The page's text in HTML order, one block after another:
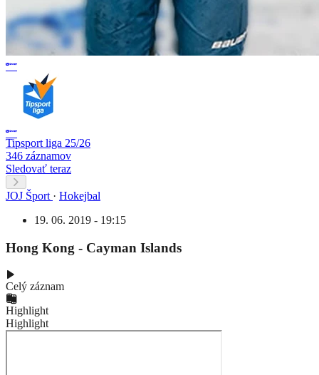
Tipsport liga 25/26
346 záznamov
Sledovať teraz
JOJ Šport · Hokejbal
19. 06. 2019 - 19:15
Hong Kong - Cayman Islands
Celý záznam
Highlight
Highlight